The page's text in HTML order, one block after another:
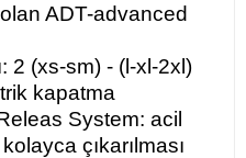
olan ADT-advanced
2 (xs-sm) - (l-xl-2xl)
kapatma
System: acil
çıkarılması